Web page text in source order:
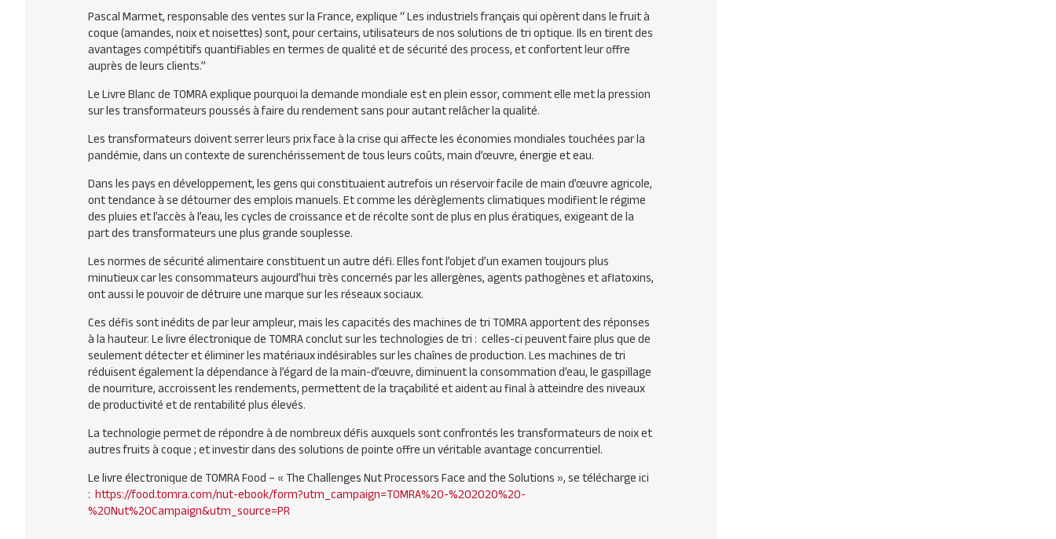
Pascal Marmet, responsable des ventes sur la France, explique “Les industriels français qui opèrent dans lefruit à
coque (amandes, noix et noisettes) sont, pour certains, utilisateurs de nos solutions de tri optique. Ils en tirent des
avantages compétitifs quantifiables en termes de qualité et de sécurité des process, et confortent leur offre
auprès de leurs clients.”
Le Livre Blanc de TOMRA explique pourquoi la demande mondiale est en plein essor, comment elle met la pression
sur les transformateurs poussés à faire du rendement sans pour autant relâcher la qualité.
Les transformateurs doivent serrer leurs prix face à la crise qui affecte les économies mondiales touchées par la
pandémie, dans un contexte de surenchérissement de tous leurs coûts, main d’œuvre, énergie et eau.
Dans les pays en développement, les gens qui constituaient autrefois un réservoir facile de main d’œuvre agricole,
ont tendance à se détourner des emplois manuels. Et comme les dérèglements climatiques modifient le régime
des pluies et l’accès à l’eau, les cycles de croissance et de récolte sont de plus en plus ératiques, exigeant de la
part des transformateurs une plus grande souplesse.
Les normes de sécurité alimentaire constituent un autre défi. Elles font l’objet d’un examen toujours plus
minutieux car les consommateurs aujourd’hui très concernés par les allergènes, agents pathogènes et aflatoxins,
ont aussi le pouvoir de détruire une marque sur les réseaux sociaux.
Ces défis sont inédits de par leur ampleur, mais les capacités des machines de tri TOMRA apportent des réponses
à la hauteur. Le livre électronique de TOMRA conclut sur les technologies de tri : celles-ci peuvent faire plus que de
seulement détecter et éliminer les matériaux indésirables sur les chaînes de production. Les machines de tri
réduisent également la dépendance à l’égard de la main-d’œuvre, diminuent la consommation d’eau, le gaspillage
de nourriture, accroissent les rendements, permettent de la traçabilité et aident au final à atteindre des niveaux
de productivité et de rentabilité plus élevés.
La technologie permet de répondre à de nombreux défis auxquels sont confrontés les transformateurs de noix et
autres fruits à coque ; et investir dans des solutions de pointe offre un véritable avantage concurrentiel.
Le livre électronique de TOMRA Food – « The Challenges Nut Processors Face and the Solutions », se télécharge ici
: https://food.tomra.com/nut-ebook/form?utm_campaign=TOMRA%20-%202020%20-
%20Nut%20Campaign&utm_source=PR